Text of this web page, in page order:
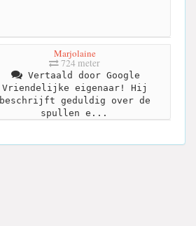
Marjolaine
724 meter
Vertaald door Google
Vriendelijke eigenaar! Hij
beschrijft geduldig over de
spullen e...